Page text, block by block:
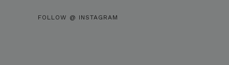
FOLLOW @ INSTAGRAM